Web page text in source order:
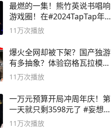
最燃的一集！熊竹英说书唱响
游戏圈！在#2024TapTap年
度游戏大赏
11万次播放
爆火全网却被下架？国产独游
有多抽象？体验窃格瓦拉模拟
器！
11万次播放
一万元预算开局冲周年庆！第
一天就只剩3598元了 #妄想山
海
11万次播放